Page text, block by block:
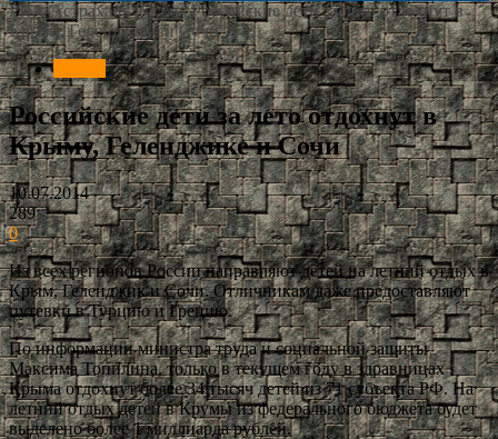
РИА Астрахань Россия Российские дети за лето отдохнут в
Крыму, Геленджике и Сочи
Российские дети за лето отдохнут в
Крыму, Геленджике и Сочи
10.07.2014
289
0
Из всех регионов России направляют детей на летний отдых в
Крым, Геленджик и Сочи. Отличникам даже предоставляют
путевки в Турцию и Грецию.
По информации министра труда и социальной защиты
Максима Топилина, только в текущем году в здравницах
Крыма отдохнут более 34 тысяч детей из 71 субъекта РФ. На
летний отдых детей в Крумы из федерального бюджета будет
выделено более 1 миллиарда рублей.